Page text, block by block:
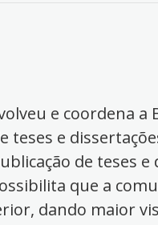
e coordena a
teses e
de teses
que a
dando maior